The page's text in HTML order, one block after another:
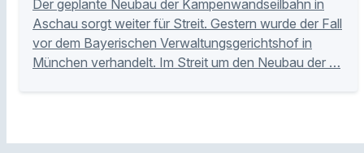
Der geplante Neubau der Kampenwandseilbahn in
Aschau sorgt weiter für Streit. Gestern wurde der Fall
vor dem Bayerischen Verwaltungsgerichtshof in
München verhandelt. Im Streit um den Neubau der …